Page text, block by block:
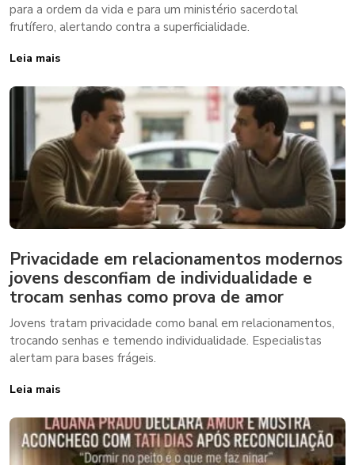
para a ordem da vida e para um ministério sacerdotal
frutífero, alertando contra a superficialidade.
Leia mais
Privacidade em relacionamentos modernos
jovens desconfiam de individualidade e
trocam senhas como prova de amor
Jovens tratam privacidade como banal em relacionamentos,
trocando senhas e temendo individualidade. Especialistas
alertam para bases frágeis.
Leia mais